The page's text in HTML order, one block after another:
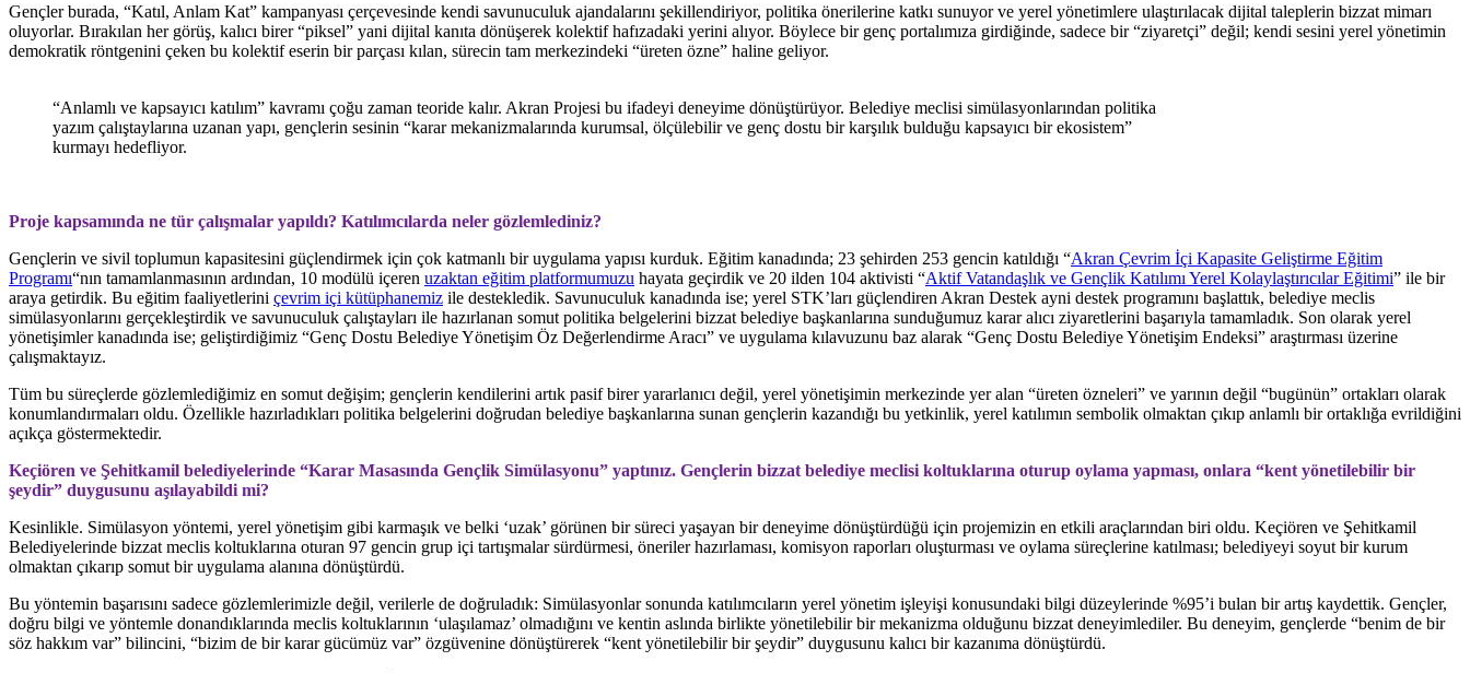
Gençler burada, “Katıl, Anlam Kat” kampanyası çerçevesinde kendi savunuculuk ajandalarını şekillendiriyor, politika önerilerine katkı sunuyor ve yerel yönetimlere ulaştırılacak dijital taleplerin bizzat mimarı
oluyorlar. Bırakılan her görüş, kalıcı birer “piksel” yani dijital kanıta dönüşerek kolektif hafızadaki yerini alıyor. Böylece bir genç portalımıza girdiğinde, sadece bir “ziyaretçi” değil; kendi sesini yerel yönetimin
demokratik röntgenini çeken bu kolektif eserin bir parçası kılan, sürecin tam merkezindeki “üreten özne” haline geliyor.
“Anlamlı ve kapsayıcı katılım” kavramı çoğu zaman teoride kalır. Akran Projesi bu ifadeyi deneyime dönüştürüyor. Belediye meclisi simülasyonlarından politika
yazım çalıştaylarına uzanan yapı, gençlerin sesinin “karar mekanizmalarında kurumsal, ölçülebilir ve genç dostu bir karşılık bulduğu kapsayıcı bir ekosistem”
kurmayı hedefliyor.
Proje kapsamında ne tür çalışmalar yapıldı? Katılımcılarda neler gözlemlediniz?
Gençlerin ve sivil toplumun kapasitesini güçlendirmek için çok katmanlı bir uygulama yapısı kurduk. Eğitim kanadında; 23 şehirden 253 gencin katıldığı “Akran Çevrim İçi Kapasite Geliştirme Eğitim
Programı“nın tamamlanmasının ardından, 10 modülü içeren uzaktan eğitim platformumuzu hayata geçirdik ve 20 ilden 104 aktivisti “Aktif Vatandaşlık ve Gençlik Katılımı Yerel Kolaylaştırıcılar Eğitimi” ile bir
araya getirdik. Bu eğitim faaliyetlerini çevrim içi kütüphanemiz ile destekledik. Savunuculuk kanadında ise; yerel STK’ları güçlendiren Akran Destek ayni destek programını başlattık, belediye meclis
simülasyonlarını gerçekleştirdik ve savunuculuk çalıştayları ile hazırlanan somut politika belgelerini bizzat belediye başkanlarına sunduğumuz karar alıcı ziyaretlerini başarıyla tamamladık. Son olarak yerel
yönetişimler kanadında ise; geliştirdiğimiz “Genç Dostu Belediye Yönetişim Öz Değerlendirme Aracı” ve uygulama kılavuzunu baz alarak “Genç Dostu Belediye Yönetişim Endeksi” araştırması üzerine
çalışmaktayız.
Tüm bu süreçlerde gözlemlediğimiz en somut değişim; gençlerin kendilerini artık pasif birer yararlanıcı değil, yerel yönetişimin merkezinde yer alan “üreten özneleri” ve yarının değil “bugünün” ortakları olarak
konumlandırmaları oldu. Özellikle hazırladıkları politika belgelerini doğrudan belediye başkanlarına sunan gençlerin kazandığı bu yetkinlik, yerel katılımın sembolik olmaktan çıkıp anlamlı bir ortaklığa evrildiğini
açıkça göstermektedir.
Keçiören ve Şehitkamil belediyelerinde “Karar Masasında Gençlik Simülasyonu” yaptınız. Gençlerin bizzat belediye meclisi koltuklarına oturup oylama yapması, onlara “kent yönetilebilir bir
şeydir” duygusunu aşılayabildi mi?
Kesinlikle. Simülasyon yöntemi, yerel yönetişim gibi karmaşık ve belki ‘uzak’ görünen bir süreci yaşayan bir deneyime dönüştürdüğü için projemizin en etkili araçlarından biri oldu. Keçiören ve Şehitkamil
Belediyelerinde bizzat meclis koltuklarına oturan 97 gencin grup içi tartışmalar sürdürmesi, öneriler hazırlaması, komisyon raporları oluşturması ve oylama süreçlerine katılması; belediyeyi soyut bir kurum
olmaktan çıkarıp somut bir uygulama alanına dönüştürdü.
Bu yöntemin başarısını sadece gözlemlerimizle değil, verilerle de doğruladık: Simülasyonlar sonunda katılımcıların yerel yönetim işleyişi konusundaki bilgi düzeylerinde %95’i bulan bir artış kaydettik. Gençler,
doğru bilgi ve yöntemle donandıklarında meclis koltuklarının ‘ulaşılamaz’ olmadığını ve kentin aslında birlikte yönetilebilir bir mekanizma olduğunu bizzat deneyimlediler. Bu deneyim, gençlerde “benim de bir
söz hakkım var” bilincini, “bizim de bir karar gücümüz var” özgüvenine dönüştürerek “kent yönetilebilir bir şeydir” duygusunu kalıcı bir kazanıma dönüştürdü.